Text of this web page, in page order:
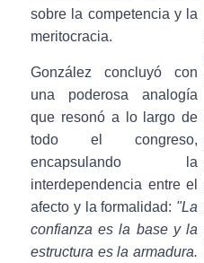
sobre la competencia y la
meritocracia.
González concluyó con
una poderosa analogía
que resonó a lo largo de
todo el congreso,
encapsulando la
interdependencia entre el
afecto y la formalidad: "La
confianza es la base y la
estructura es la armadura.